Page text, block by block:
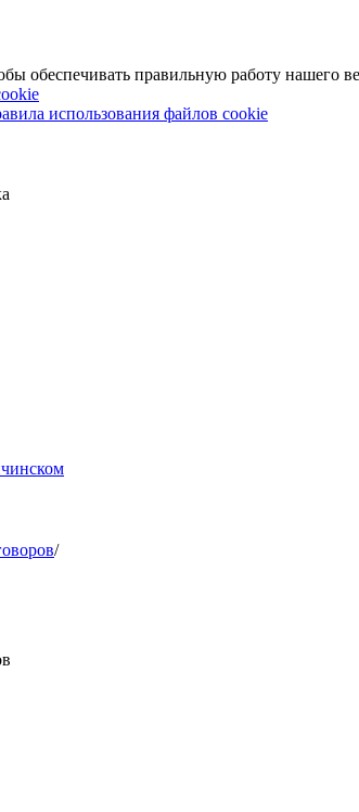
обеспечивать правильную работу нашего
использования файлов cookie
/